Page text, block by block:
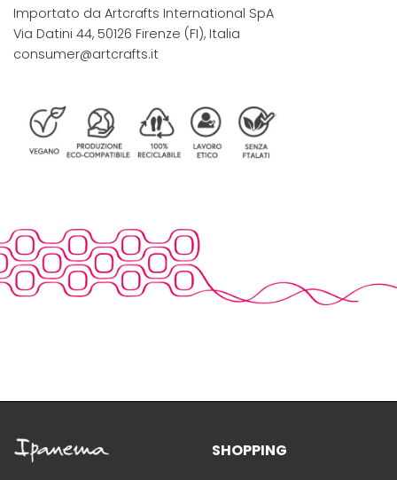
Importato da Artcrafts International SpA
Via Datini 44, 50126 Firenze (FI), Italia
consumer@artcrafts.it
SHOPPING